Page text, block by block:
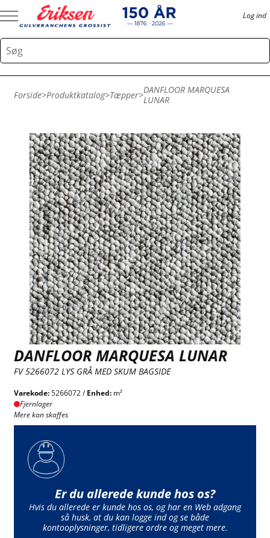
Log ind
Forside>Produktkatalog>Tæpper>DANFLOOR MARQUESA
LUNAR
DANFLOOR MARQUESA LUNAR
FV 5266072 LYS GRÅ MED SKUM BAGSIDE
Varekode:5266072 /Enhed: m²
Fjernlager
Mere kan skaffes
Er du allerede kunde hos os?
Hvis du allerede er kunde hos os, og har en Web adgang
så husk, at du kan logge ind og se både
kontooplysninger, tidligere ordre og meget mere.